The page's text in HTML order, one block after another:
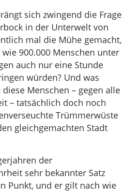
sich zwingend die Frage
in der Unterwelt von
mal die Mühe gemacht,
900.000 Menschen unter
auch nur eine Stunde
würden? Und was
Menschen – gegen alle
– tatsächlich doch noch
Trümmerwüste
gleichgemachten Stadt
der
sehr bekannter Satz
Punkt, und er gilt nach wie